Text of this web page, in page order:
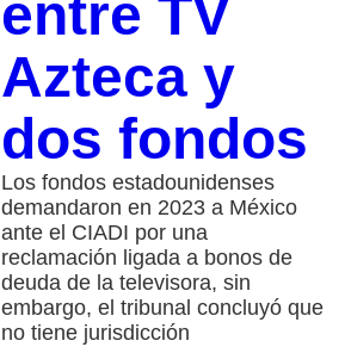
entre TV
Azteca y
dos fondos
Los fondos estadounidenses
demandaron en 2023 a México
ante el CIADI por una
reclamación ligada a bonos de
deuda de la televisora, sin
embargo, el tribunal concluyó que
no tiene jurisdicción